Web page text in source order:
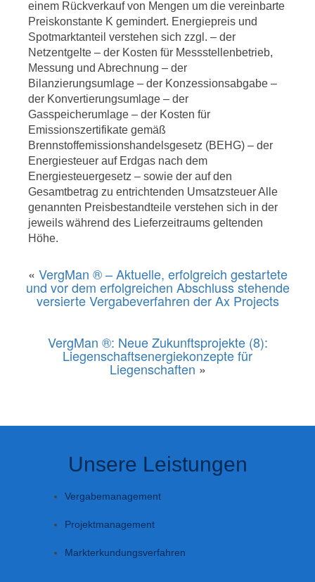
einem Rückverkauf von Mengen um die vereinbarte
Preiskonstante K gemindert. Energiepreis und
Spotmarktanteil verstehen sich zzgl. – der
Netzentgelte – der Kosten für Messstellenbetrieb,
Messung und Abrechnung – der
Bilanzierungsumlage – der Konzessionsabgabe –
der Konvertierungsumlage – der
Gasspeicherumlage – der Kosten für
Emissionszertifikate gemäß
Brennstoffemissionshandelsgesetz (BEHG) – der
Energiesteuer auf Erdgas nach dem
Energiesteuergesetz – sowie der auf den
Gesamtbetrag zu entrichtenden Umsatzsteuer Alle
genannten Preisbestandteile verstehen sich in der
jeweils während des Lieferzeitraums geltenden
Höhe.
« VergMan ® – Aktuelle, erfolgreich gestartete
und vor dem erfolgreichen Abschluss stehende
versierte Vergabeverfahren der Ax Projects
VergMan ®: Neue Zukunftsprojekte (8):
Liegenschaftsenergiekonzepte für
Liegenschaften »
Unsere Leistungen
Vergabemanagement
Projektmanagement
Markterkundungsverfahren